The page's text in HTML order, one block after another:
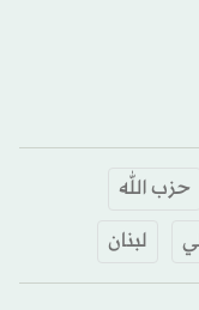
حزب الله
لبنان